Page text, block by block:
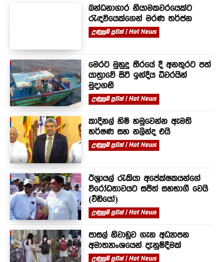
බන්ධනාගාර නියාමකවරයෙක්ට
රැඳවියෙක්ගෙන් මරණ තර්ජන
උණුසුම් පුවත් | Hot News
මෙරට මුහුදු තීරයේ දී අනතුරට පත්
යාත්‍රාවේ සිටි ඉන්දීය ධීවරයින්
මුදාගනී
උණුසුම් පුවත් | Hot News
කාදිනල් හිමි හමුවෙන්න ඇමති
හර්ෂණ සහ නලින්ද එයි
උණුසුම් පුවත් | Hot News
ඊශ්‍රායල් රැකියා අපේක්ෂකයන්ගේ
විරෝධතාවයට සජිත් සහභාගී වෙයි
(වීඩියෝ)
උණුසුම් පුවත් | Hot News
පාසල් නිවාඩුව ගැන අධ්‍යාපන
අමාත්‍යාංශයෙන් දැනුම්දීමක්
උණුසුම් පුවත් | Hot News